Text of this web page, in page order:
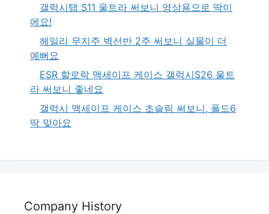
갤럭시탭 S11 울트라 써보니 영상용으로 딱이
에요!
헤일리 무지주 벽선반 2주 써보니 실물이 더
예뻐요
ESR 할로락 맥세이프 케이스 갤럭시S26 울트
라 써보니 좋네요
갤럭시 맥세이프 케이스 초슬림 써보니, 폴드6
딱 맞아요
Company History